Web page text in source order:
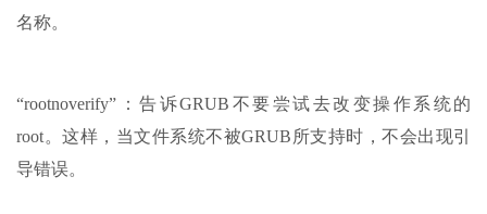
名称。
“rootnoverify”：告诉GRUB不要尝试去改变操作系统的
root。这样，当文件系统不被GRUB所支持时，不会出现引
导错误。